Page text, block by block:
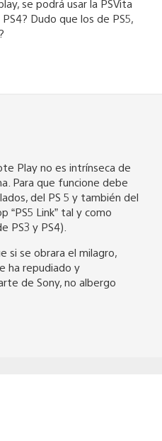
se podrá usar la PSVita
Dudo que los de PS5,
Play no es intrínseca de
Para que funcione debe
del PS 5 y también del
“PS5 Link” tal y como
PS3 y PS4).
si se obrara el milagro,
ha repudiado y
de Sony, no albergo